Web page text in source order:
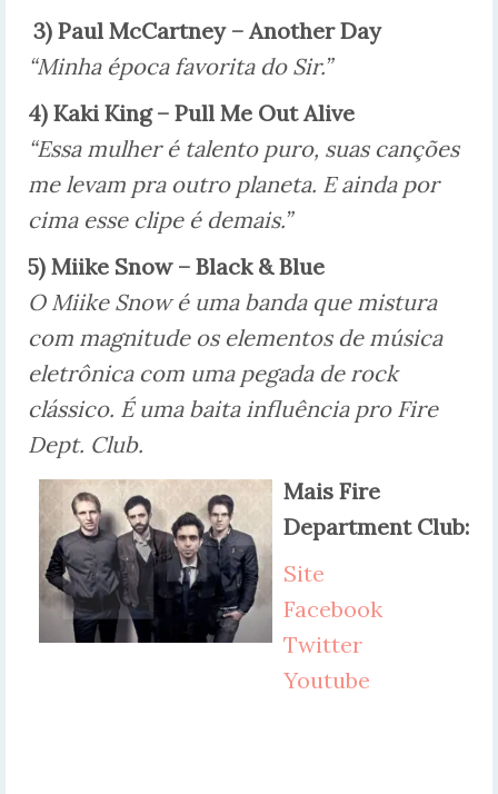
3) Paul McCartney – Another Day
“Minha época favorita do Sir.”
4) Kaki King – Pull Me Out Alive
“Essa mulher é talento puro, suas canções
me levam pra outro planeta. E ainda por
cima esse clipe é demais.”
5) Miike Snow – Black & Blue
O Miike Snow é uma banda que mistura
com magnitude os elementos de música
eletrônica com uma pegada de rock
clássico. É uma baita influência pro Fire
Dept. Club.
Mais Fire
Department Club:
Site
Facebook
Twitter
Youtube